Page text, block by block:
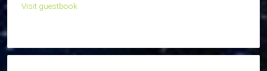
Visit guestbook